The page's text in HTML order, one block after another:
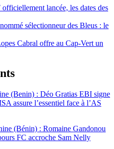
lancée, les dates des
sélectionneur des Bleus : le
Cabral offre au Cap-Vert un
(Benin) : Déo Gratias EBI signe
assure l’essentiel face à l’AS
(Bénin) : Romaine Gandonou
FC accroche Sam Nelly